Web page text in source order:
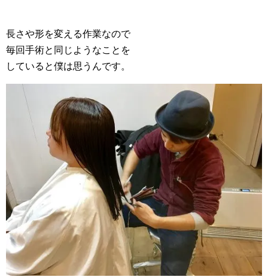
長さや形を変える作業なので
毎回手術と同じようなことを
していると僕は思うんです。